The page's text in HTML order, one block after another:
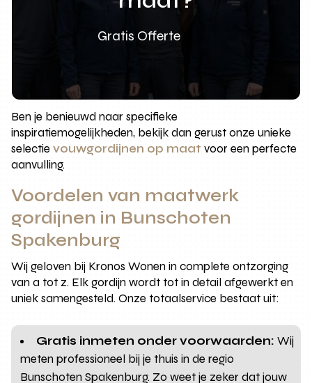
Gratis Offerte
Ben je benieuwd naar specifieke
inspiratiemogelijkheden, bekijk dan gerust onze unieke
selectievouwgordijnen op maat voor een perfecte
aanvulling.
Voordelen van maatwerk
gordijnen in Bunschoten
Spakenburg
Wij geloven bij Kronos Wonen in complete ontzorging
van a tot z. Elk gordijn wordt tot in detail afgewerkt en
uniek samengesteld. Onze totaalservice bestaat uit:
Gratis inmeten onder voorwaarden: Wij
meten professioneel bij je thuis in de regio
Bunschoten Spakenburg. Zo weet je zeker dat jouw